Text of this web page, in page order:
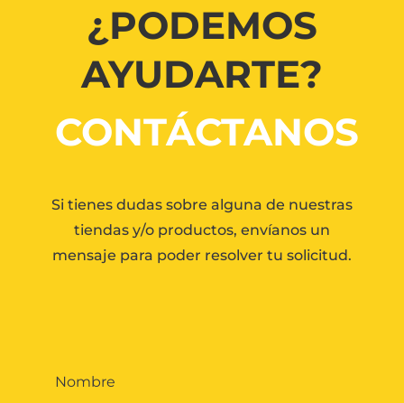
¿PODEMOS
AYUDARTE?
CONTÁCTANOS
Si tienes dudas sobre alguna de nuestras
tiendas y/o productos, envíanos un
mensaje para poder resolver tu solicitud.